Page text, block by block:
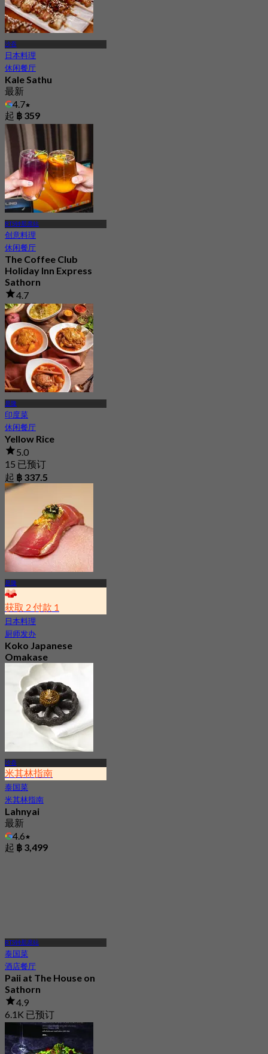
沙吞
日本料理
休闲餐厅
Kale Sathu
最新
4.7
起 ฿ 359
BTS钟那席站
创意料理
休闲餐厅
The Coffee Club
Holiday Inn Express
Sathorn
4.7
667 已预订
起฿ 189
是隆
印度菜
休闲餐厅
Yellow Rice
5.0
15 已预订
起 ฿ 337.5
是隆
获取 2 付款 1
日本料理
厨师发办
Koko Japanese
Omakase
10.7K 已预订
฿ 770
沙吞
米其林指南
泰国菜
米其林指南
Lahnyai
最新
4.6
起 ฿ 3,499
BTS钟那席站
泰国菜
酒店餐厅
Paii at The House on
Sathorn
4.9
6.1K 已预订
฿ 740